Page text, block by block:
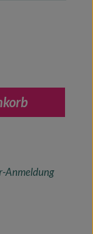
ein oder
Anmeldung